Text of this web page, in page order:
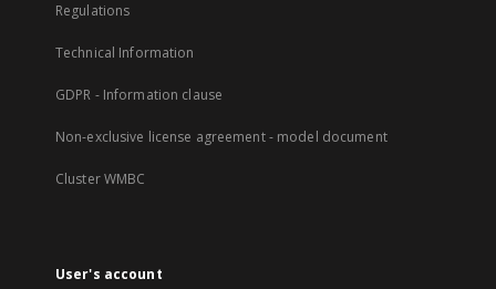
Regulations
Technical Information
GDPR - Information clause
Non-exclusive license agreement - model document
Cluster WMBC
User's account